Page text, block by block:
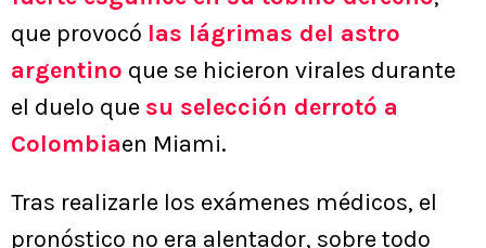
que provocó las lágrimas del astro
argentino que se hicieron virales durante
el duelo que su selección derrotó a
Colombiaen Miami.
Tras realizarle los exámenes médicos, el
pronóstico no era alentador, sobre todo